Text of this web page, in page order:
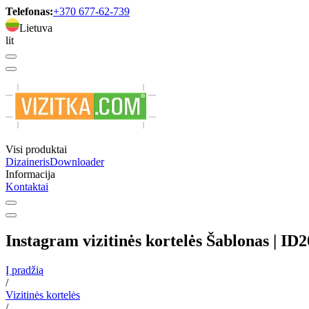
Telefonas:+370 677-62-739
Lietuva
lit
Visi produktai
DizainerisDownloader
Informacija
Kontaktai
Instagram vizitinės kortelės Šablonas |
Į pradžią
/
Vizitinės kortelės